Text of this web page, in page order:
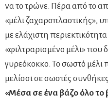
να το τρώνε. Πέρα από το
«μέλι ζαχαροπλαστικής»,
με ελάχιστη
«φιλτραρισμένο μέλι» που
γυρεόκοκκο. Το σωστό μέλι
μελίσσι σε σωστές
«Μέσα σε ένα βάζο όλο το